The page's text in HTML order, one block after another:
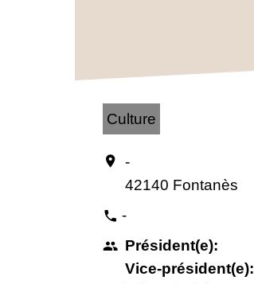
Culture
location_on
-
42140 Fontanès
phone -
people Président(e):
Vice-président(e):